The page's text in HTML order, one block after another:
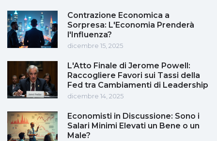
Contrazione Economica a
Sorpresa: L'Economia Prenderà
l'Influenza?
dicembre 15, 2025
L'Atto Finale di Jerome Powell:
Raccogliere Favori sui Tassi della
Fed tra Cambiamenti di Leadership
dicembre 14, 2025
Economisti in Discussione: Sono i
Salari Minimi Elevati un Bene o un
Male?